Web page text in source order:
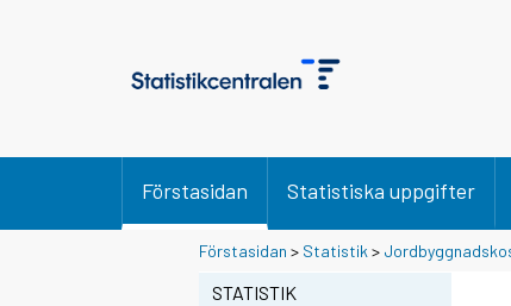
Förstasidan Statistiska uppgifter
Förstasidan > Statistik >
STATISTIK